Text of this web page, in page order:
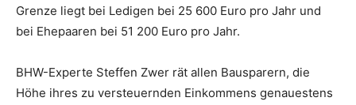
Grenze liegt bei Ledigen bei 25 600 Euro pro Jahr und
bei Ehepaaren bei 51 200 Euro pro Jahr.
BHW-Experte Steffen Zwer rät allen Bausparern, die
Höhe ihres zu versteuernden Einkommens genauestens